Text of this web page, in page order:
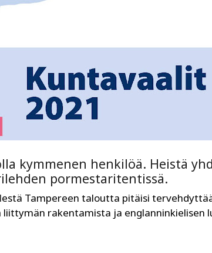
kymmenen henkilöä. Heistä
pormestaritentissä.
Tampereen taloutta pitäisi
rakentamista ja englanninkielisen